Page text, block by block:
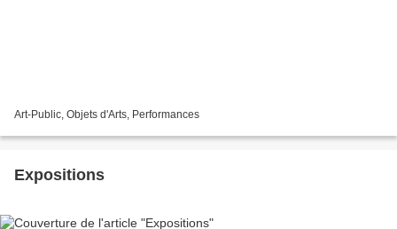
Art-Public, Objets d'Arts, Performances
Expositions